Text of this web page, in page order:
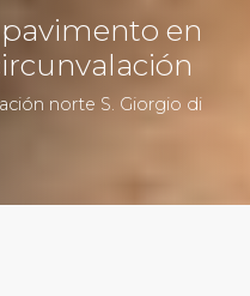
en
norte S. Giorgio di